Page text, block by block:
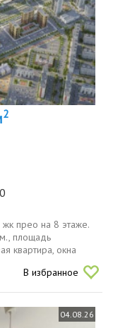
2
жк прео на 8 этаже.
площадь
квартира, окна
дня. в квартире
В избранное
04.08.26